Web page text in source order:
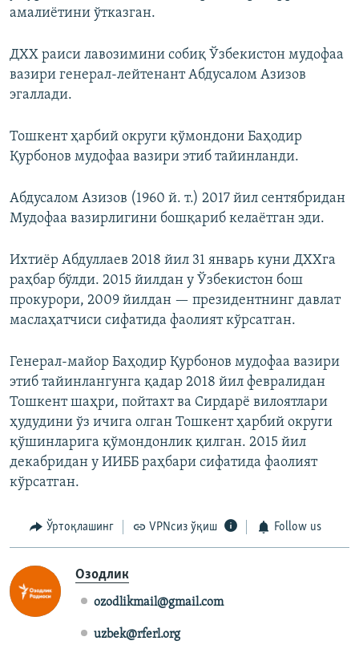
амалиётини ўтказган.
ДХХ раиси лавозимини собиқ Ўзбекистон мудофаа
вазири генерал-лейтенант Абдусалом Азизов
эгаллади.
Тошкент ҳарбий округи қўмондони Баҳодир
Қурбонов мудофаа вазири этиб тайинланди.
Абдусалом Азизов (1960 й. т.) 2017 йил сентябридан
Мудофаа вазирлигини бошқариб келаётган эди.
Ихтиёр Абдуллаев 2018 йил 31 январь куни ДХХга
раҳбар бўлди. 2015 йилдан у Ўзбекистон бош
прокурори, 2009 йилдан — президентнинг давлат
маслаҳатчиси сифатида фаолият кўрсатган.
Генерал-майор Баҳодир Қурбонов мудофаа вазири
этиб тайинлангунга қадар 2018 йил февралидан
Тошкент шаҳри, пойтахт ва Сирдарё вилоятлари
ҳудудини ўз ичига олган Тошкент ҳарбий округи
қўшинларига қўмондонлик қилган. 2015 йил
декабридан у ИИББ раҳбари сифатида фаолият
кўрсатган.
Ўртоқлашинг VPNсиз ўқиш Follow us
Озодлик
ozodlikmail@gmail.com
uzbek@rferl.org